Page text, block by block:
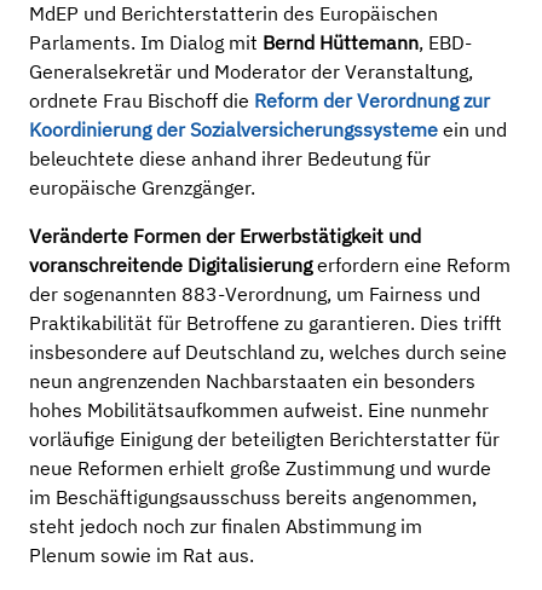
MdEP und Berichterstatterin des Europäischen
Parlaments. Im Dialog mit Bernd Hüttemann, EBD-
Generalsekretär und Moderator der Veranstaltung,
ordnete Frau Bischoff die Reform der Verordnung zur
Koordinierung der Sozialversicherungssysteme ein und
beleuchtete diese anhand ihrer Bedeutung für
europäische Grenzgänger.
Veränderte Formen der Erwerbstätigkeit und
voranschreitende Digitalisierungerfordern eine Reform
der sogenannten 883-Verordnung, um Fairness und
Praktikabilität für Betroffene zu garantieren. Dies trifft
insbesondere auf Deutschland zu, welches durch seine
neun angrenzenden Nachbarstaaten ein besonders
hohes Mobilitätsaufkommen aufweist. Eine nunmehr
vorläufige Einigung der beteiligten Berichterstatter für
neue Reformen erhielt große Zustimmung und wurde
im Beschäftigungsausschuss bereits angenommen,
steht jedoch noch zur finalen Abstimmung im
Plenum sowie im Rat aus.